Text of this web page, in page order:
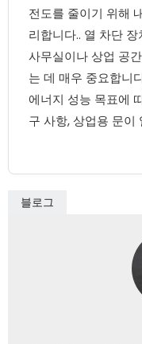
전도를 줄이기 위해
리합니다.. 열 차단
사무실이나 상업 공
는 데 매우 중요합니
에너지 성능 목표에
구 사항, 상업용 문이
블로그